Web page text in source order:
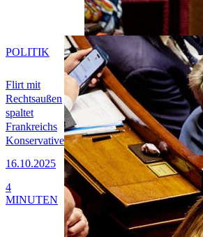
Flirt mit
Rechtsaußen
spaltet
Frankreichs
Konservative
16.10.2025
POLITIK
4
MINUTEN